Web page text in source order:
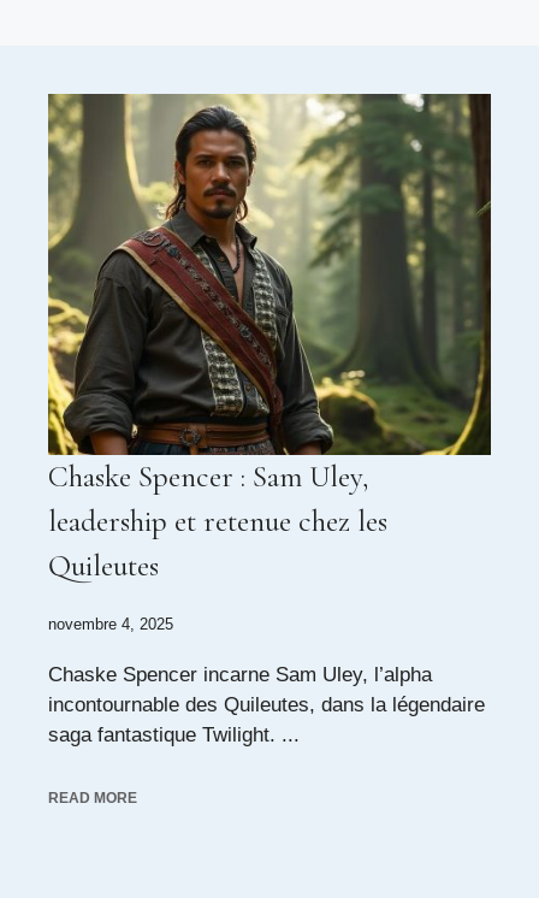
Chaske Spencer : Sam Uley,
leadership et retenue chez les
Quileutes
novembre 4, 2025
Chaske Spencer incarne Sam Uley, l’alpha
incontournable des Quileutes, dans la légendaire
saga fantastique Twilight. ...
READ MORE